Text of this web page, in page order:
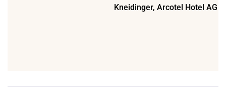
Kneidinger, Arcotel Hotel AG